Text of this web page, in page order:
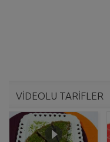
VİDEOLU TARİFLER